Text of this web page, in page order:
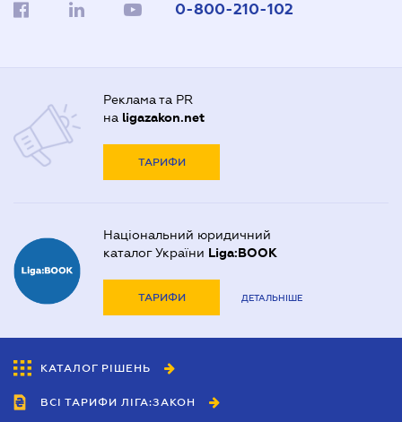
0-800-210-102
Реклама та PR
на ligazakon.net
ТАРИФИ
Національний юридичний
каталог України Liga:BOOK
ТАРИФИ ДЕТАЛЬНІШЕ
КАТАЛОГ РІШЕНЬ
ВСІ ТАРИФИ ЛІГА:ЗАКОН